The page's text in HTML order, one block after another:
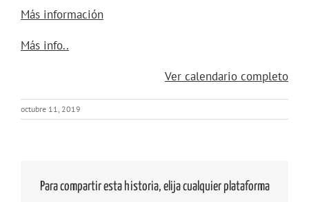
Más información
Más info..
Ver calendario completo
octubre 11, 2019
Para compartir esta historia, elija cualquier plataforma